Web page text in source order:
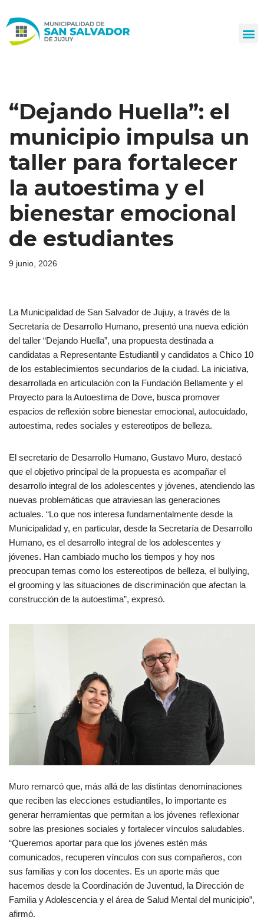
al
“Dejando Huella”: el
municipio impulsa un
taller para fortalecer
la autoestima y el
bienestar emocional
de estudiantes
9 junio, 2026
La Municipalidad de San Salvador de Jujuy, a través de la
Secretaría de Desarrollo Humano, presentó una nueva edición
del taller “Dejando Huella”, una propuesta destinada a
candidatas a Representante Estudiantil y candidatos a Chico 10
de los establecimientos secundarios de la ciudad. La iniciativa,
desarrollada en articulación con la Fundación Bellamente y el
Proyecto para la Autoestima de Dove, busca promover
espacios de reflexión sobre bienestar emocional, autocuidado,
autoestima, redes sociales y estereotipos de belleza.
El secretario de Desarrollo Humano, Gustavo Muro, destacó
que el objetivo principal de la propuesta es acompañar el
desarrollo integral de los adolescentes y jóvenes, atendiendo las
nuevas problemáticas que atraviesan las generaciones
actuales. “Lo que nos interesa fundamentalmente desde la
Municipalidad y, en particular, desde la Secretaría de Desarrollo
Humano, es el desarrollo integral de los adolescentes y
jóvenes. Han cambiado mucho los tiempos y hoy nos
preocupan temas como los estereotipos de belleza, el bullying,
el grooming y las situaciones de discriminación que afectan la
construcción de la autoestima”, expresó.
Muro remarcó que, más allá de las distintas denominaciones
que reciben las elecciones estudiantiles, lo importante es
generar herramientas que permitan a los jóvenes reflexionar
sobre las presiones sociales y fortalecer vínculos saludables.
“Queremos aportar para que los jóvenes estén más
comunicados, recuperen vínculos con sus compañeros, con
sus familias y con los docentes. Es un aporte más que
hacemos desde la Coordinación de Juventud, la Dirección de
Familia y Adolescencia y el área de Salud Mental del municipio”,
afirmó.